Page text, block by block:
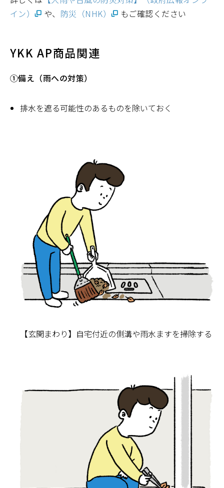
イン）
や、 防災（NHK） もご確認ください
YKK AP商品関連
①備え（雨への対策）
排水を遮る可能性のあるものを除いておく
【玄関まわり】自宅付近の側溝や雨水ますを掃除する